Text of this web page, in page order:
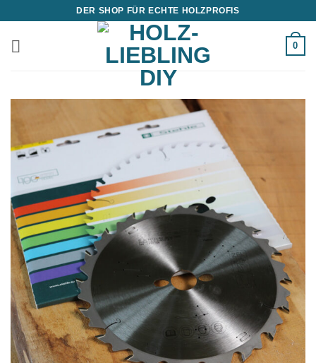
springen
DER SHOP FÜR ECHTE HOLZPROFIS
0